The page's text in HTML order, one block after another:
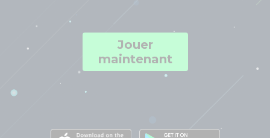
Jouer
maintenant